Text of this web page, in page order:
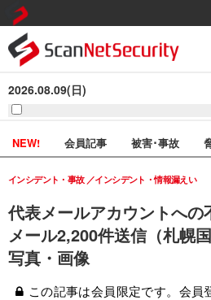
2026.08.09(日)
NEW! 会員記事 被害･事故
代表メールアカウントへ
メール2,200件送信（札幌
写真・画像
インシデント・事故 インシデント・情報漏えい
この記事は会員限定です。会員